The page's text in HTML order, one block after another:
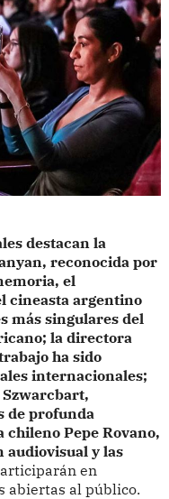
destacan la
reconocida por
el
cineasta argentino
más singulares del
la directora
ha sido
internacionales;
de profunda
Pepe Rovano,
y las
en
abiertas al público.